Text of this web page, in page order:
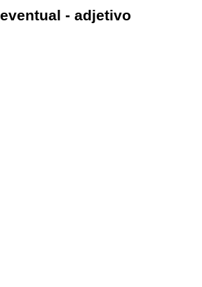
eventual - adjetivo